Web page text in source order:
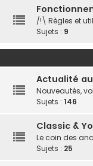
/!\ Règles et
Sujets : 9
Actualité
Nouveautés,
Sujets : 146
Classic &
Le coin des
Sujets : 25